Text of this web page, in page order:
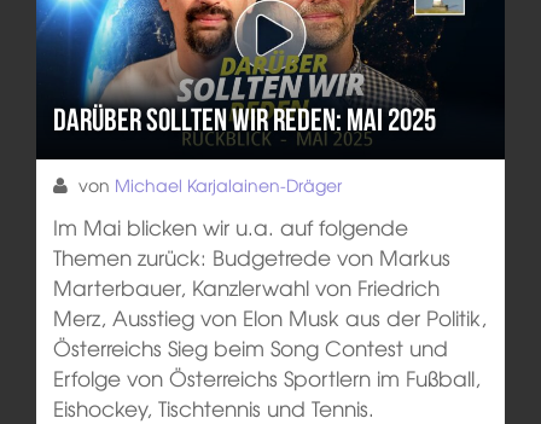
Darüber sollten wir reden: Mai 2025
von Michael Karjalainen-Dräger
Im Mai blicken wir u.a. auf folgende
Themen zurück: Budgetrede von Markus
Marterbauer, Kanzlerwahl von Friedrich
Merz, Ausstieg von Elon Musk aus der Politik,
Österreichs Sieg beim Song Contest und
Erfolge von Österreichs Sportlern im Fußball,
Eishockey, Tischtennis und Tennis.